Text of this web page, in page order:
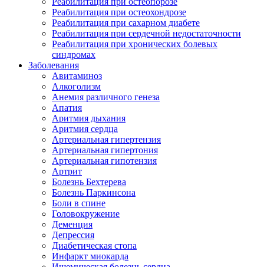
Реабилитация при остеохондрозе
Реабилитация при сахарном диабете
Реабилитация при сердечной недостаточности
Реабилитация при хронических болевых
синдромах
Заболевания
Авитаминоз
Алкоголизм
Анемия различного генеза
Апатия
Аритмия дыхания
Аритмия сердца
Артериальная гипертензия
Артериальная гипертония
Артериальная гипотензия
Артрит
Болезнь Бехтерева
Болезнь Паркинсона
Боли в спине
Головокружение
Деменция
Депрессия
Диабетическая стопа
Инфаркт миокарда